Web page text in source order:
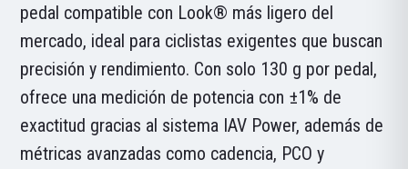
pedal compatible con Look® más ligero del
mercado, ideal para ciclistas exigentes que buscan
precisión y rendimiento. Con solo 130 g por pedal,
ofrece una medición de potencia con ±1% de
exactitud gracias al sistema IAV Power, además de
métricas avanzadas como cadencia, PCO y